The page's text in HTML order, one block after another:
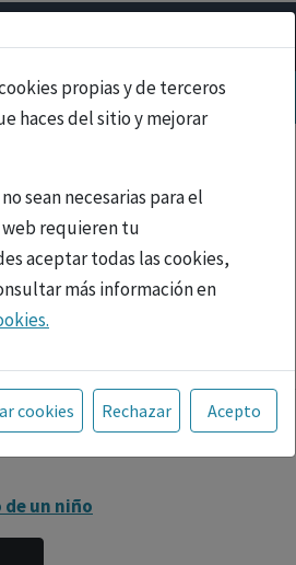
propias y de terceros
haces del sitio y mejorar
sean necesarias para el
requieren tu
aceptar todas las cookies,
más información en
en la Página Web está
mercado español y, por
sanitarios legalmente
o dispensar medicamentos
meramente informativo,
de los profesionales
cookies Rechazar Acepto
de un niño